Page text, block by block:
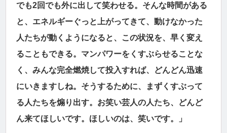
でも2回でも外に出して笑わせる。そんな時間がある
と、エネルギーぐっと上がってきて、動けなかった
人たちが動くようになると、この状況を、早く変え
ることもできる。マンパワーをくすぶらせることな
く、みんな完全燃焼して投入すれば、どんどん迅速
にいきますしね。そうするために、まずくすぶって
る人たちを煽り出す。お笑い芸人の人たち、どんど
ん来てほしいです。ほしいのは、笑いです。」